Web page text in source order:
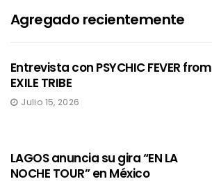
Agregado recientemente
Entrevista con PSYCHIC FEVER from
EXILE TRIBE
Julio 15, 2026
LAGOS anuncia su gira “EN LA
NOCHE TOUR” en México